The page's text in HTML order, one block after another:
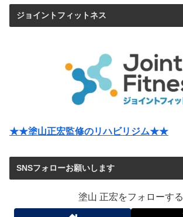
ジョイントフィットネス
★★塗山正宏監修のリハビリジム★★
SNSフォローお願いします
塗山 正宏をフォローする